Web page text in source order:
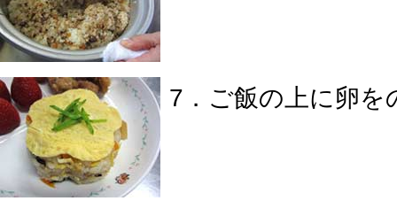
7．ご飯の上に卵を